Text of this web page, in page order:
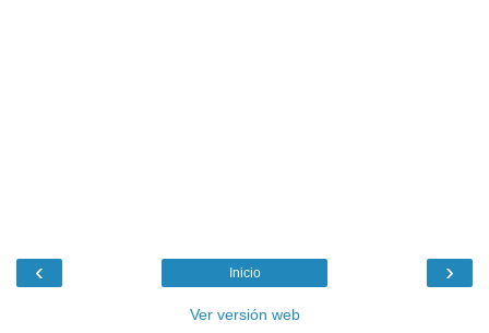
‹ ›
Inicio
Ver versión web